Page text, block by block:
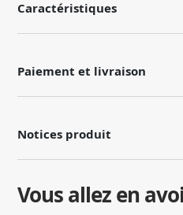
Caractéristiques
Paiement et livraison
Notices produit
Vous allez en